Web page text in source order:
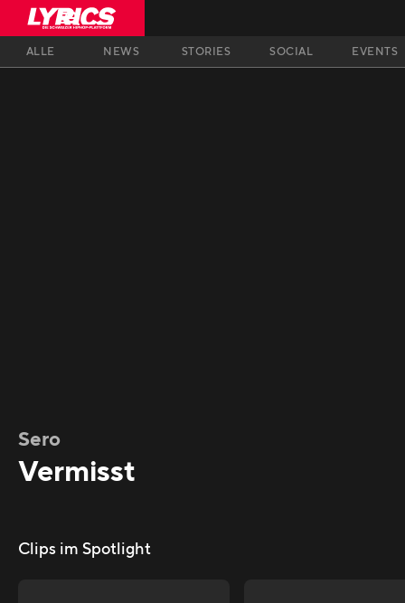
ALLE NEWS STORIES SOCIAL EVENTS
Sero
Vermisst
Clips im Spotlight